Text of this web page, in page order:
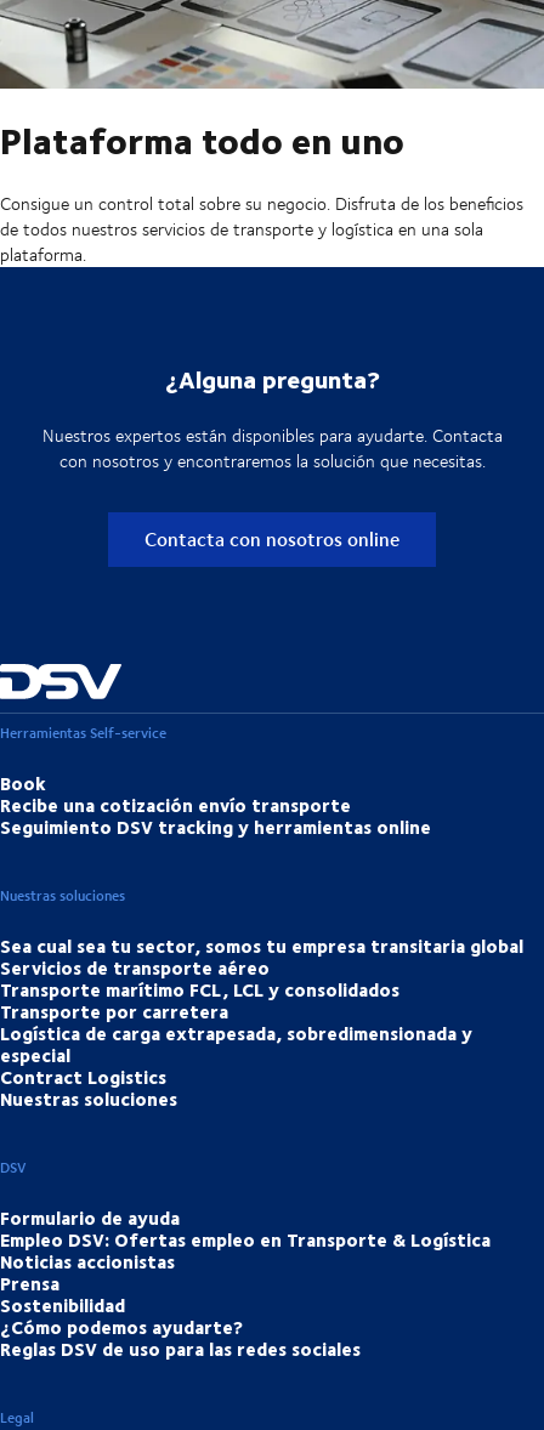
Plataforma todo en uno
Consigue un control total sobre su negocio. Disfruta de los beneficios
de todos nuestros servicios de transporte y logística en una sola
plataforma.
¿Alguna pregunta?
Nuestros expertos están disponibles para ayudarte. Contacta
con nosotros y encontraremos la solución que necesitas.
Contacta con nosotros online
Herramientas Self-service
Book
Recibe una cotización envío transporte
Seguimiento DSV tracking y herramientas online
Nuestras soluciones
Sea cual sea tu sector, somos tu empresa transitaria global
Servicios de transporte aéreo
Transporte marítimo FCL, LCL y consolidados
Transporte por carretera
Logística de carga extrapesada, sobredimensionada y
especial
Contract Logistics
Nuestras soluciones
DSV
Formulario de ayuda
Empleo DSV: Ofertas empleo en Transporte & Logística
Noticias accionistas
Prensa
Sostenibilidad
¿Cómo podemos ayudarte?
Reglas DSV de uso para las redes sociales
Legal